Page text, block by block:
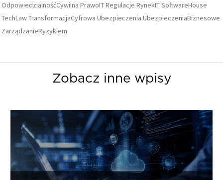
OdpowiedzialnośćCywilna PrawoITRegulacje RynekITSoftwareHouse
TechLawTransformacjaCyfrowa Ubezpieczenia UbezpieczeniaBiznesowe
ZarządzanieRyzykiem
Zobacz inne wpisy